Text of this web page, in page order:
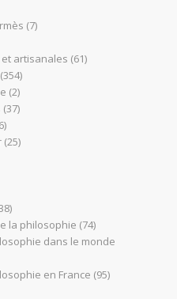
(7)
artisanales (61)
(354)
(2)
(37)
(25)
la philosophie (74)
dans le monde
en France (95)